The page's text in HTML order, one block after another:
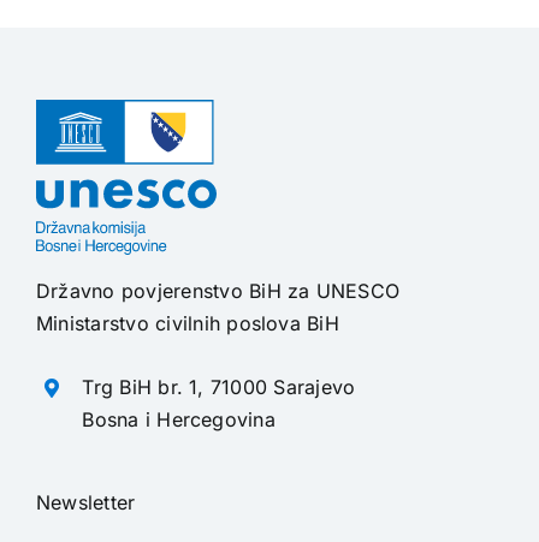
Državno povjerenstvo BiH za UNESCO
Ministarstvo civilnih poslova BiH
Trg BiH br. 1, 71000 Sarajevo
Bosna i Hercegovina
Newsletter